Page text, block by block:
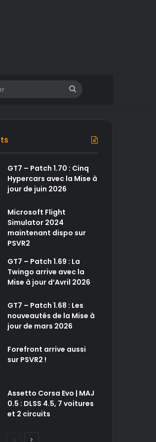
Rechercher
GT7 – Patch 1.70 : Cinq
Hypercars avec la Mise à
jour de juin 2026
Microsoft Flight
Simulator 2024
maintenant dispo sur
PSVR2
GT7 – Patch 1.69 : La
Twingo arrive avec la
Mise à jour d’Avril 2026
GT7 – Patch 1.68 : Les
nouveautés de la Mise à
jour de mars 2026
Forefront arrive aussi
sur PSVR2 !
Assetto Corsa Evo | MAJ
0.5 : DLSS 4.5, 7 voitures
et 2 circuits